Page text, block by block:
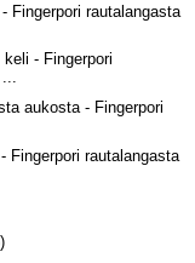
Fingerpori rautalangasta
- Fingerpori
aukosta - Fingerpori
Fingerpori rautalangasta